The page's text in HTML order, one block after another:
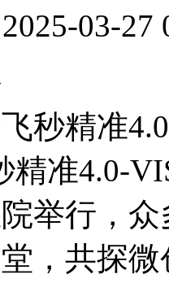
03-27
秒精准
精准4.0-
举行，
，共探